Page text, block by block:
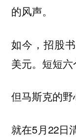
的风声。
如今，招股
美元。短短六
但马斯克的野
就在5月22日